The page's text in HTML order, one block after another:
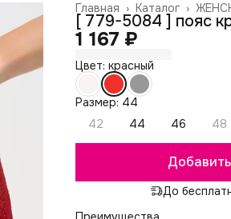
Каталог ›
Главная ›
[ 779-5084 ] пояс
1 167 ₽
Цвет: красный
Размер: 44
42
44 46 48
До